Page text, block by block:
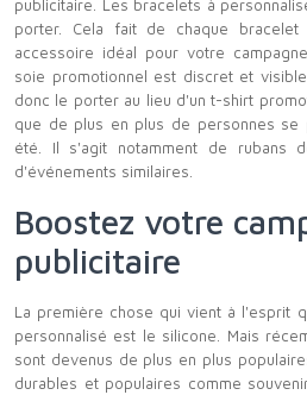
publicitaire. Les bracelets à
porter. Cela fait de chaque
accessoire idéal pour votre
soie promotionnel est discret et
donc le porter au lieu d'un t-shirt
que de plus en plus de personnes se
été. Il s'agit notamment de rubans
d'événements similaires.
Boostez votre
publicitaire
La première chose qui vient à l'esprit
personnalisé est le silicone. Mais
sont devenus de plus en plus
durables et populaires comme